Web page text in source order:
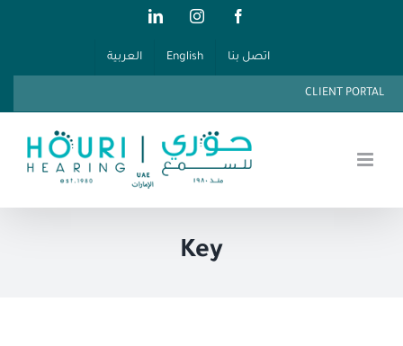
Facebook
Instagram
LinkedIn
اتصل بنا English العربية
CLIENT PORTAL
Key